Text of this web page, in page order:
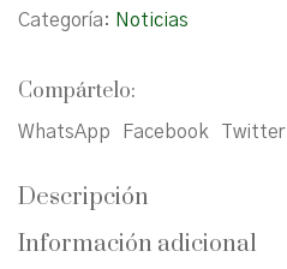
Categoría: Noticias
Compártelo:
WhatsApp Facebook Twitter
Descripción
Información adicional